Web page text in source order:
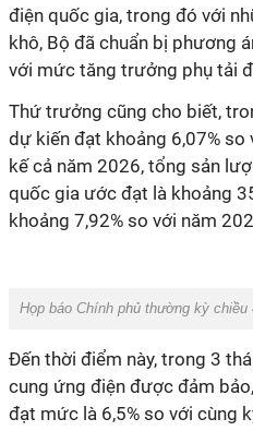
điện quốc gia, trong đó với
khô, Bộ đã chuẩn bị phương
với mức tăng trưởng phụ tải
Thứ trưởng cũng cho biết,
dự kiến đạt khoảng 6,07%
kế cả năm 2026, tổng sản
quốc gia ước đạt là khoảng
khoảng 7,92% so với năm
Họp báo Chính phủ thường kỳ chiều
Đến thời điểm này, trong 3
cung ứng điện được đảm
đạt mức là 6,5% so với cùng